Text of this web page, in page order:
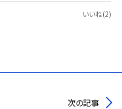
いいね(2)
次の記事